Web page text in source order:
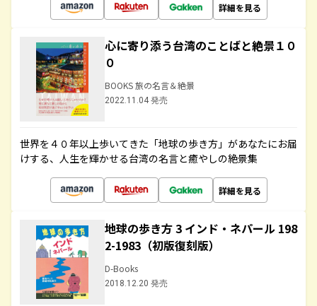
詳細を見る
心に寄り添う台湾のことばと絶景１０
０
BOOKS 旅の名言＆絶景
2022.11.04 発売
世界を４０年以上歩いてきた「地球の歩き方」があなたにお届
けする、人生を輝かせる台湾の名言と癒やしの絶景集
詳細を見る
地球の歩き方 3 インド・ネパール 198
2-1983（初版復刻版）
D-Books
2018.12.20 発売